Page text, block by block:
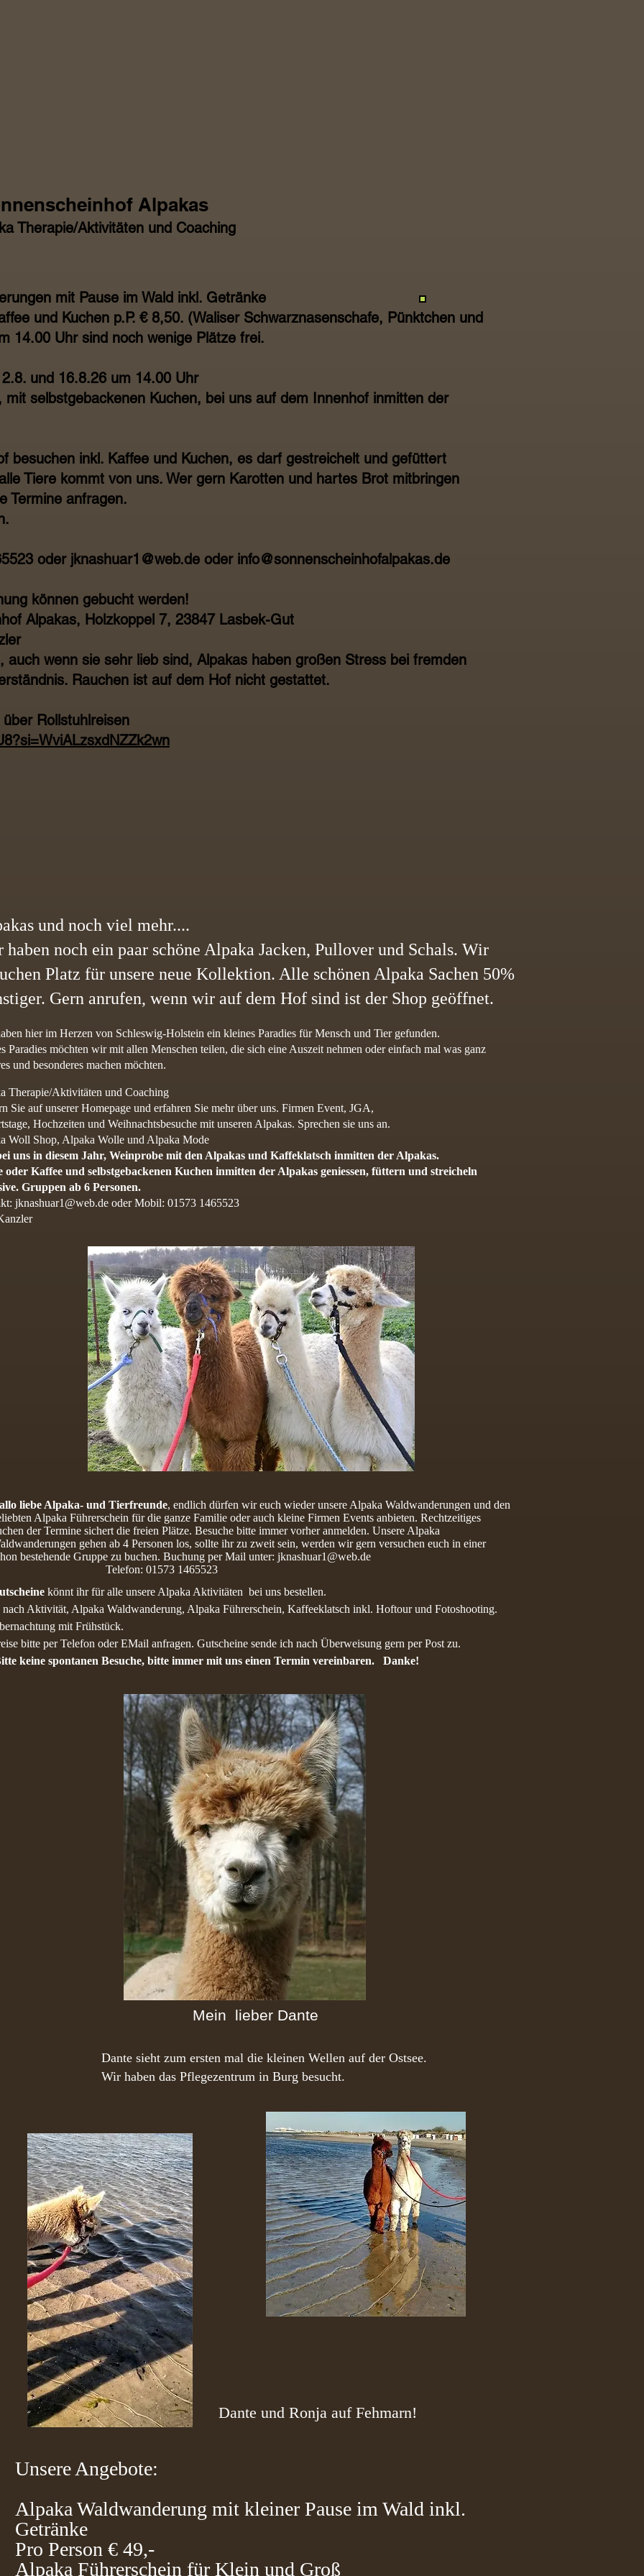
mit Pause im Wald inkl. Getränke
und Kuchen p.P. € 8,50. (Waliser Schwarznasenschafe, Pünktchen und
14.00 Uhr sind noch wenige Plätze frei.
und 16.8.26 um 14.00 Uhr
mit selbstgebackenen Kuchen, bei uns auf dem Innenhof inmitten der
besuchen inkl. Kaffee und Kuchen, es darf gestreichelt und gefüttert
Tiere kommt von uns. Wer gern Karotten und hartes Brot mitbringen
Termine anfragen.
oder jknashuar1@web.de oder info@sonnenscheinhofalpakas.de
können gebucht werden!
Alpakas, Holzkoppel 7, 23847 Lasbek-Gut
auch wenn sie sehr lieb sind, Alpakas haben großen Stress bei fremden
Rauchen ist auf dem Hof nicht gestattet.
Rollstuhlreisen
Alpakas
Therapie/Aktivitäten und Coaching
und noch viel mehr....
haben noch ein paar schöne Alpaka Jacken, Pullover und Schals. Wir
Platz für unsere neue Kollektion. Alle schönen Alpaka Sachen 50%
Gern anrufen, wenn wir auf dem Hof sind ist der Shop geöffnet.
hier im Herzen von Schleswig-Holstein ein kleines Paradies für Mensch und Tier gefunden.
Paradies möchten wir mit allen Menschen teilen, die sich eine Auszeit nehmen oder einfach mal was ganz
und besonderes machen möchten.
Therapie/Aktivitäten und Coaching
Sie auf unserer Homepage und erfahren Sie mehr über uns. Firmen Event, JGA,
Hochzeiten und Weihnachtsbesuche mit unseren Alpakas. Sprechen sie uns an.
Woll Shop, Alpaka Wolle und Alpaka Mode
uns in diesem Jahr, Weinprobe mit den Alpakas und Kaffeklatsch inmitten der Alpakas.
oder Kaffee und selbstgebackenen Kuchen inmitten der Alpakas geniessen, füttern und streicheln
Gruppen ab 6 Personen.
jknashuar1@web.de oder Mobil: 01573 1465523
liebe Alpaka- und Tierfreunde, endlich dürfen wir euch wieder unsere Alpaka Waldwanderungen und den
Alpaka Führerschein für die ganze Familie oder auch kleine Firmen Events anbieten. Rechtzeitiges
der Termine sichert die freien Plätze. Besuche bitte immer vorher anmelden. Unsere Alpaka
gehen ab 4 Personen los, sollte ihr zu zweit sein, werden wir gern versuchen euch in einer
bestehende Gruppe zu buchen. Buchung per Mail unter: jknashuar1@web.de
01573 1465523
könnt ihr für alle unsere Alpaka Aktivitäten bei uns bestellen.
nach Aktivität, Alpaka Waldwanderung, Alpaka Führerschein, Kaffeeklatsch inkl. Hoftour und Fotoshooting.
mit Frühstück.
bitte per Telefon oder EMail anfragen. Gutscheine sende ich nach Überweisung gern per Post zu.
keine spontanen Besuche, bitte immer mit uns einen Termin vereinbaren. Danke!
Mein lieber Dante
Dante sieht zum ersten mal die kleinen Wellen auf der Ostsee.
Wir haben das Pflegezentrum in Burg besucht.
Dante und Ronja auf Fehmarn!
​Unsere Angebote:
Alpaka Waldwanderung mit kleiner Pause im Wald inkl.
Getränke
Pro Person € 49,-
Alpaka Führerschein für Klein und Groß